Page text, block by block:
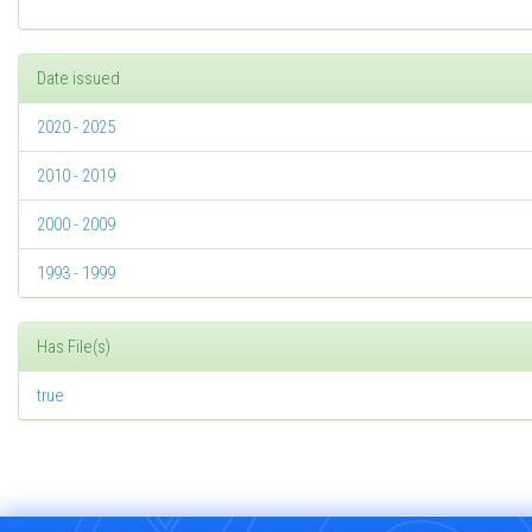
Date issued
2020 - 2025
2010 - 2019
2000 - 2009
1993 - 1999
Has File(s)
true